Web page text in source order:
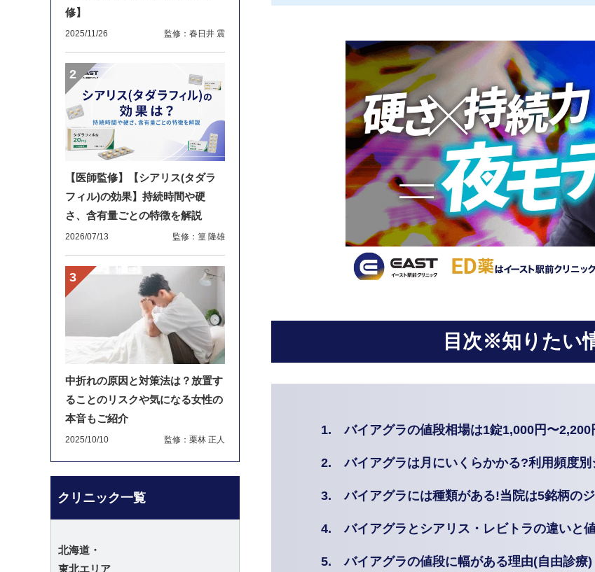
修】
2025/11/26 監修：春日井 震
【医師監修】【シアリス(タダラ
フィル)の効果】持続時間や硬
さ、含有量ごとの特徴を解説
2026/07/13 監修：篁 隆雄
中折れの原因と対策法は？放置す
ることのリスクや気になる女性の
本音もご紹介
2025/10/10 監修：栗林 正人
クリニック一覧
北海道・
東北エリア
目次※知りたい
1. バイアグラの値段相場は1錠1,000円〜2,200
2. バイアグラは月にいくらかかる?利用頻度
3. バイアグラには種類がある!当院は5銘柄の
4. バイアグラとシアリス・レビトラの違いと
5. バイアグラの値段に幅がある理由(自由診療)